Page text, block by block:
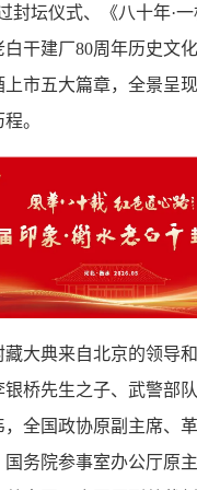
封坛仪式、《八十年·
白干建厂80周年历史文
上市五大篇章，全景呈
。
藏大典来自北京的领导
银桥先生之子、武警部
，全国政协原副主席、
务院参事室办公厅原主